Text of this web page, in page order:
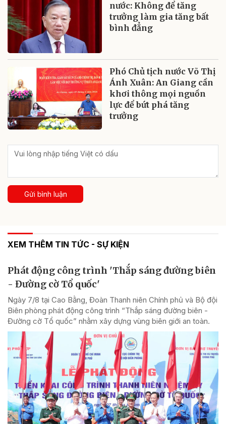
nước: Không để tăng
trưởng làm gia tăng bất
bình đẳng
Phó Chủ tịch nước Võ Thị
Ánh Xuân: An Giang cần
khơi thông mọi nguồn
lực để bứt phá tăng
trưởng
Gửi bình luận
XEM THÊM TIN TỨC - SỰ KIỆN
Phát động công trình 'Thắp sáng đường biên
- Đường cờ Tổ quốc'
Ngày 7/8 tại Cao Bằng, Đoàn Thanh niên Chính phủ và Bộ đội
Biên phòng phát động công trình “Thắp sáng đường biên -
Đường cờ Tổ quốc” nhằm xây dựng vùng biên giới an toàn.